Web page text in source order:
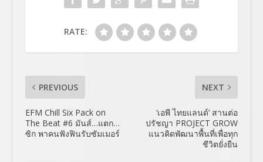
RATE:
PREVIOUS
EFM Chill Six Pack on
The Beat #6 มันส์…แตก…
ซิก พาคนฟังฟินรับซัมเมอร์
NEXT
‘เอพี ไทยแลนด์’ สานต่อ
ปรัชญา PROJECT GROW
แนวคิดพัฒนาพื้นที่เพื่อทุก
ชีวิตยั่งยืน